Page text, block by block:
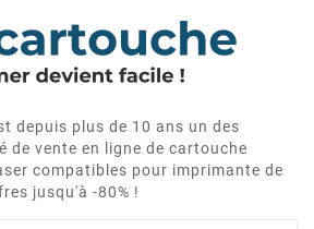
depuis plus de 10 ans un des
de vente en ligne de cartouche
compatibles pour imprimante de
jusqu'à -80% !